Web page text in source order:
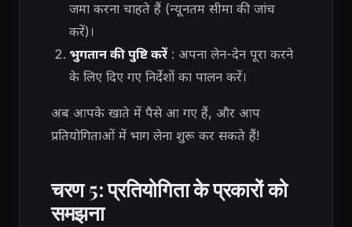
जमा करना चाहते हैं (न्यूनतम सीमा की जांच
करें)।
भुगतान की पुष्टि करें: अपना लेन-देन पूरा करने
के लिए दिए गए निर्देशों का पालन करें।
अब आपके खाते में पैसे आ गए हैं, और आप
प्रतियोगिताओं में भाग लेना शुरू कर सकते हैं!
चरण 5: प्रतियोगिता के प्रकारों को
समझना